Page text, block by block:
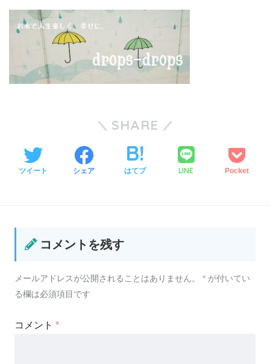
SHARE
ツイート シェア はてブ LINE Pocket
コメントを残す
メールアドレスが公開されることはありません。 * が付いてい
る欄は必須項目です
コメント *